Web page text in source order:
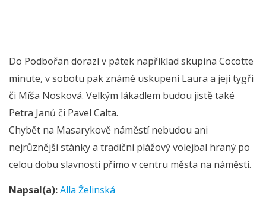
Do Podbořan dorazí v pátek například skupina Cocotte
minute, v sobotu pak známé uskupení Laura a její tygři
či Míša Nosková. Velkým lákadlem budou jistě také
Petra Janů či Pavel Calta.
Chybět na Masarykově náměstí nebudou ani
nejrůznější stánky a tradiční plážový volejbal hraný po
celou dobu slavností přímo v centru města na náměstí.
Napsal(a):Alla Želinská